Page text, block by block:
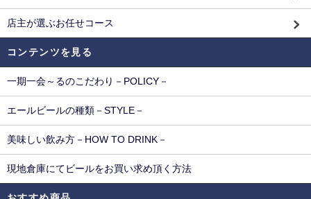
店主が選ぶお任せコース
コンテンツを見る
一期一会～るのこだわり－POLICY－
エールビールの種類－STYLE－
美味しい飲み方－HOW TO DRINK－
現地倉庫にてビールをお買い求め頂く方法